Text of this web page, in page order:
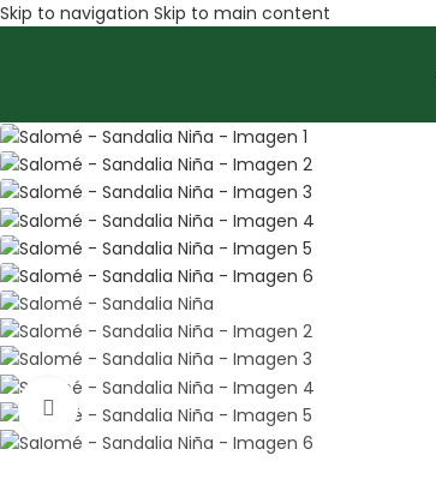
Skip to navigation Skip to main content
Sale
Amplía la Imagen